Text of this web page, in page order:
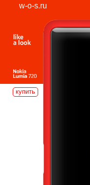
w-o-s.ru
купить